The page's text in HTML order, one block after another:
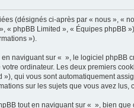
(désignés ci-après par « nous », «
« phpBB Limited », « Équipes phpBB
»).
naviguant sur « », le logiciel phpBB
ordinateur. Les deux premiers
qui vous sont automatiquement
sur les sujets que vous avez lus,
tout en naviguant sur « », bien